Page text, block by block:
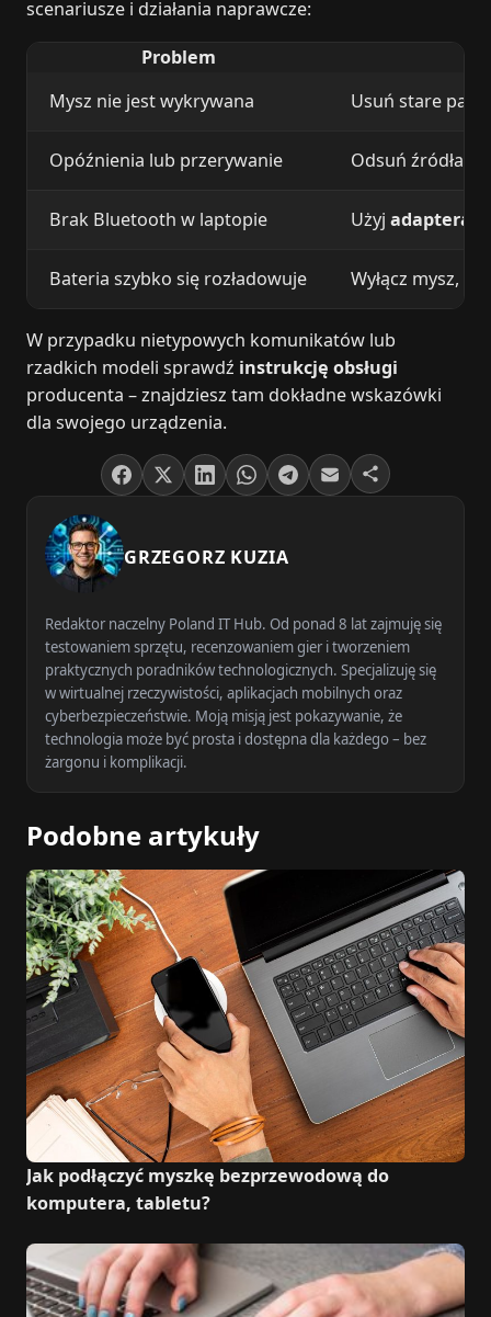
scenariusze i działania naprawcze:
Problem
Mysz nie jest wykrywana
Usuń stare pary
Opóźnienia lub przerywanie Odsuń źródła
Brak Bluetooth w laptopie Użyj adaptera
Bateria szybko się rozładowuje Wyłącz mysz,
W przypadku nietypowych komunikatów lub
rzadkich modeli sprawdź instrukcję obsługi
producenta – znajdziesz tam dokładne wskazówki
dla swojego urządzenia.
GRZEGORZ KUZIA
Redaktor naczelny Poland IT Hub. Od ponad 8 lat zajmuję się
testowaniem sprzętu, recenzowaniem gier i tworzeniem
praktycznych poradników technologicznych. Specjalizuję się
w wirtualnej rzeczywistości, aplikacjach mobilnych oraz
cyberbezpieczeństwie. Moją misją jest pokazywanie, że
technologia może być prosta i dostępna dla każdego – bez
żargonu i komplikacji.
Podobne artykuły
Jak podłączyć myszkę bezprzewodową do
komputera, tabletu?